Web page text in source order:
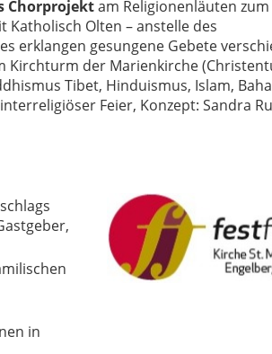
Chorprojektam Religionenläuten
Katholisch Olten – anstelle des
erklangen gesungene Gebete
Kirchturm der Marienkirche
Tibet, Hinduismus, Islam,
Feier, Konzept: Sandra
in